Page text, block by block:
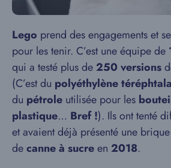
Lego prend des engagements et
pour les tenir. C’est une équipe de
qui a testé plus de 250 versions
(C’est du polyéthylène
du pétrole utilisée pour les
plastique… Bref !). Ils ont tenté
et avaient déjà présenté une
decanne à sucreen 2018.